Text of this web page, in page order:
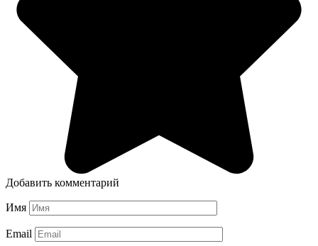
Добавить комментарий
Имя
Email